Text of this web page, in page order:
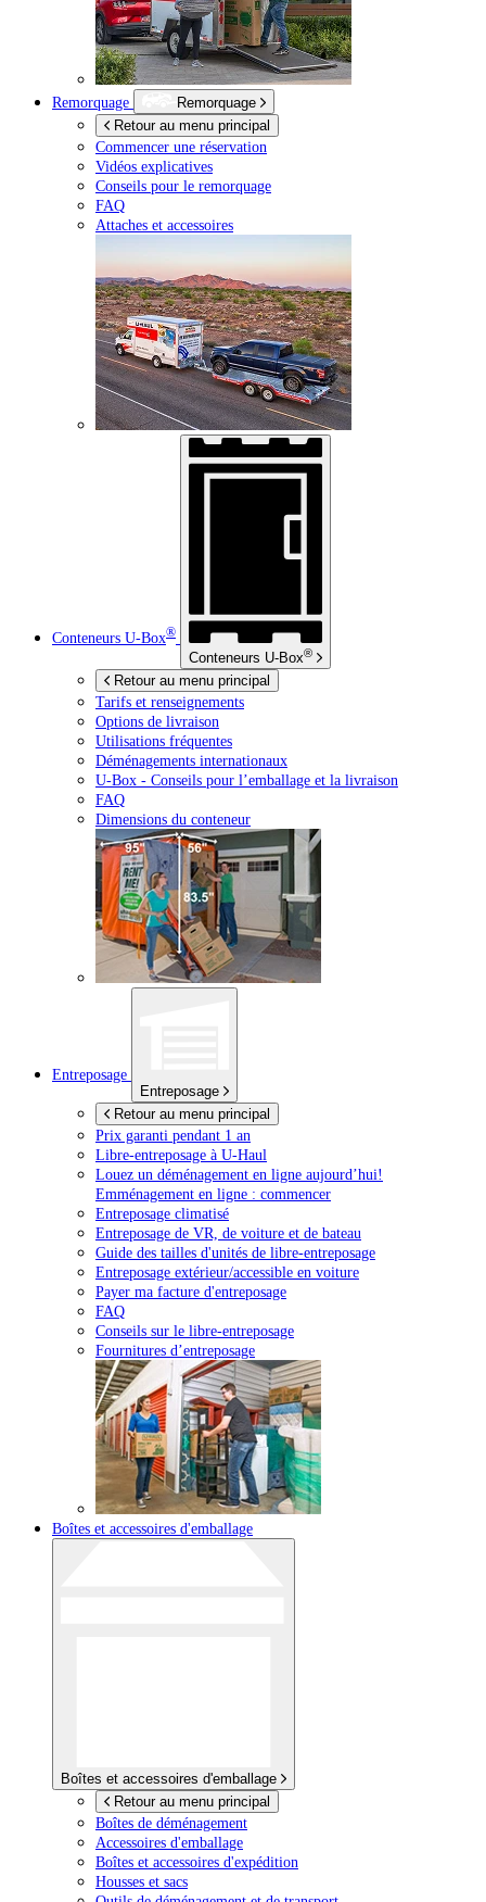
Remorquage
Remorquage
Retour au menu principal
Commencer une réservation
Vidéos explicatives
Conseils pour le remorquage
FAQ
Attaches et accessoires
Conteneurs U-Box®
Conteneurs U-Box®
Retour au menu principal
Tarifs et renseignements
Options de livraison
Utilisations fréquentes
Déménagements internationaux
U-Box - Conseils pour l’emballage et la livraison
FAQ
Dimensions du conteneur
Entreposage
Entreposage
Retour au menu principal
Prix garanti pendant 1 an
Libre-entreposage à U-Haul
Louez un déménagement en ligne aujourd’hui!
Emménagement en ligne : commencer
Entreposage climatisé
Entreposage de VR, de voiture et de bateau
Guide des tailles d'unités de libre-entreposage
Entreposage extérieur/accessible en voiture
Payer ma facture d'entreposage
FAQ
Conseils sur le libre-entreposage
Fournitures d’entreposage
Boîtes et accessoires d'emballage
Boîtes et accessoires d'emballage
Retour au menu principal
Boîtes de déménagement
Accessoires d'emballage
Boîtes et accessoires d'expédition
Housses et sacs